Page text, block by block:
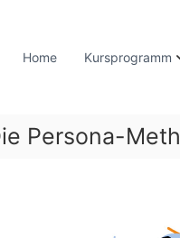
Home Kursprogramm
Persona-